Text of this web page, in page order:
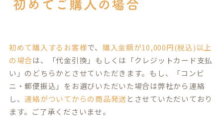
初めてご購入の場合
初めて購入するお客様で、 購入金額が10,000円(税込)以上
の場合は、「代金引換」もしくは「クレジットカード支払
い」のどちらかとさせていただきます。もし、「コンビ
ニ・郵便振込」をお選びいただいた場合は弊社から連絡
し、 連絡がついてからの商品発送とさせていただいており
ます。ご了承くださいませ。